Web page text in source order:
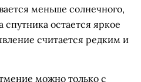
меньше солнечного,
спутника остается яркое
считается редким и
можно только с